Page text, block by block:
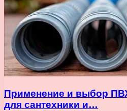
Применение и выбор
для сантехники и…